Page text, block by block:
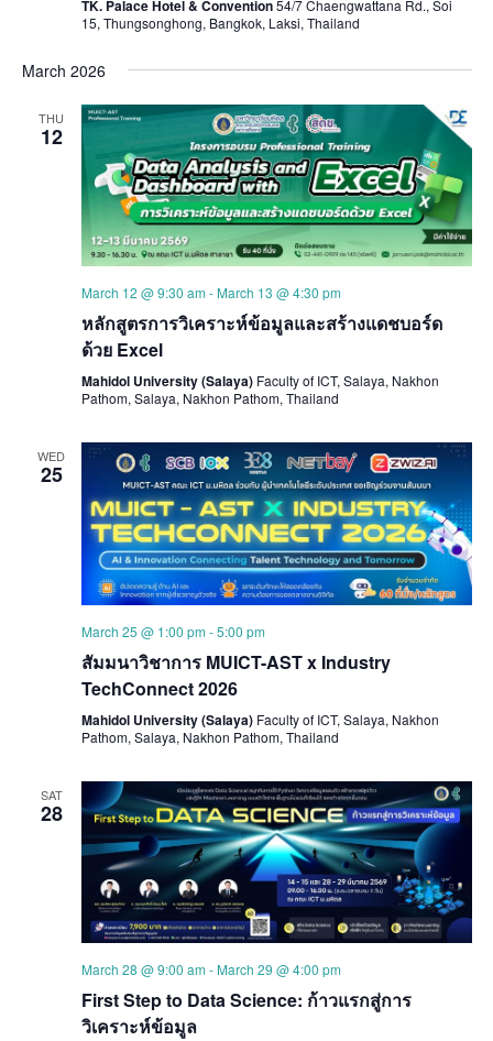
TK. Palace Hotel & Convention54/7 Chaengwattana Rd., Soi
15, Thungsonghong, Bangkok, Laksi, Thailand
March 2026
THU
12
March 12 @ 9:30 am - March 13 @ 4:30 pm
หลักสูตรการวิเคราะห์ข้อมูลและสร้างแดชบอร์ด
ด้วย Excel
Mahidol University (Salaya) Faculty of ICT, Salaya, Nakhon
Pathom, Salaya, Nakhon Pathom, Thailand
WED
25
March 25 @ 1:00 pm -5:00 pm
สัมมนาวิชาการ MUICT-AST x Industry
TechConnect 2026
Mahidol University (Salaya) Faculty of ICT, Salaya, Nakhon
Pathom, Salaya, Nakhon Pathom, Thailand
SAT
28
March 28 @ 9:00 am - March 29 @ 4:00 pm
First Step to Data Science: ก้าวแรกสู่การ
วิเคราะห์ข้อมูล